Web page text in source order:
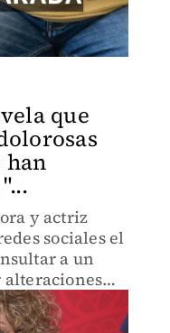
que
han
y actriz
sociales el
a un
alteraciones
lucha contra